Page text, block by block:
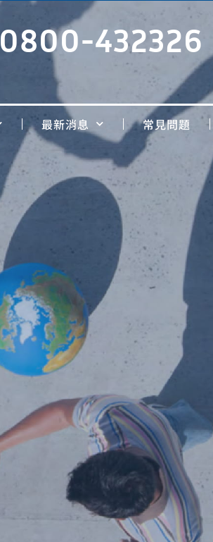
0800-432326
最新消息 常見問題